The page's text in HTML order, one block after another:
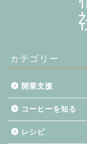
カテゴリー
開業支援
コーヒーを知る
レシピ